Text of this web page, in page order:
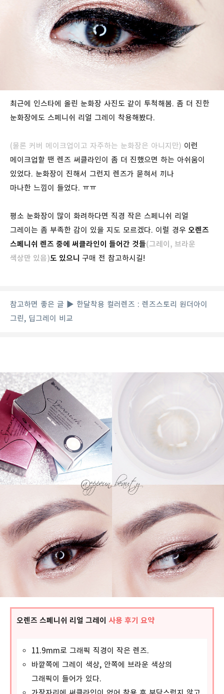
최근에 인스타에 올린 눈화장 사진도 같이 투척해봄. 좀 더 진한
눈화장에도 스페니쉬 리얼 그레이 착용해봤다.
(물론 커버 메이크업이고 자주하는 눈화장은 아니지만) 이런
메이크업할 땐 렌즈 써클라인이 좀 더 진했으면 하는 아쉬움이
있었다. 눈화장이 진해서 그런지 렌즈가 묻혀서 끼나
마나한 느낌이 들었다. ㅠㅠ
평소 눈화장이 많이 화려하다면 직경 작은 스페니쉬 리얼
그레이는 좀 부족한 감이 있을 지도 모르겠다. 이럴 경우 오렌즈
스페니쉬 렌즈 중에 써클라인이 들어간 것들(그레이, 브라운
색상만 있음)도 있으니 구매 전 참고하시길!
참고하면 좋은 글 ▶ 한달착용 컬러렌즈 : 렌즈스토리 원더아이
그린, 딥그레이 비교
오렌즈 스페니쉬 리얼 그레이 사용 후기 요약
11.9mm로 그래픽 직경이 작은 렌즈.
바깥쪽에 그레이 색상, 안쪽에 브라운 색상의
그래픽이 들어가 있다.